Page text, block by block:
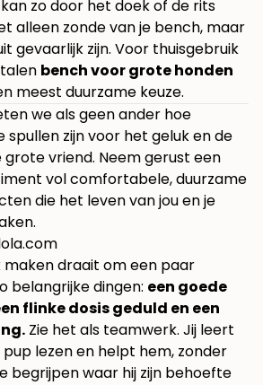
zo door het doek of de rits
alleen zonde van je bench, maar
gevaarlijk zijn. Voor thuisgebruik
bench voor grote honden
meest duurzame keuze.
we als geen ander hoe
spullen zijn voor het geluk en de
grote vriend. Neem gerust een
vol comfortabele, duurzame
die het leven van jou en je
maken draait om een paar
belangrijke dingen: een goede
flinke dosis geduld en een
Zie het als teamwerk. Jij leert
pup lezen en helpt hem, zonder
begrijpen waar hij zijn behoefte